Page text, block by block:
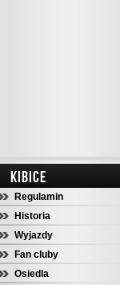
KIBICE
Regulamin
Historia
Wyjazdy
Fan cluby
Osiedla